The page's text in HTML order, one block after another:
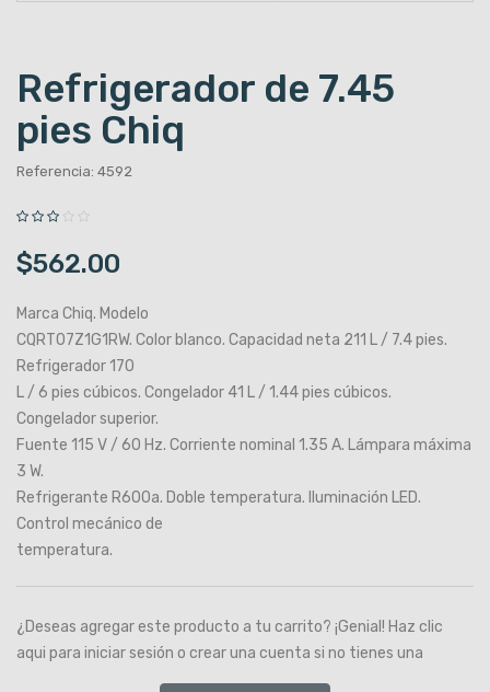
Refrigerador de 7.45
pies Chiq
Referencia: 4592
$562.00
Marca Chiq. Modelo
CQRT07Z1G1RW. Color blanco. Capacidad neta 211 L / 7.4 pies.
Refrigerador 170
L / 6 pies cúbicos. Congelador 41 L / 1.44 pies cúbicos.
Congelador superior.
Fuente 115 V / 60 Hz. Corriente nominal 1.35 A. Lámpara máxima
3 W.
Refrigerante R600a. Doble temperatura. Iluminación LED.
Control mecánico de
temperatura.
¿Deseas agregar este producto a tu carrito? ¡Genial! Haz clic
aqui para iniciar sesión o crear una cuenta si no tienes una